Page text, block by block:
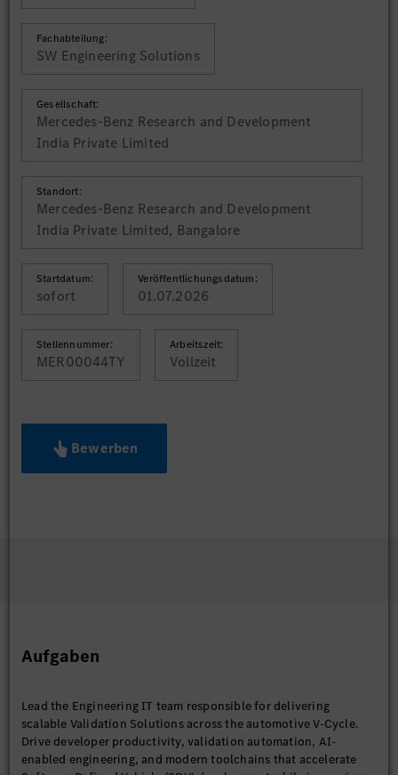
Fachabteilung:
SW Engineering Solutions
Gesellschaft:
Mercedes-Benz Research and Development
India Private Limited
Standort:
Mercedes-Benz Research and Development
India Private Limited, Bangalore
Startdatum:
sofort
Veröffentlichungsdatum:
01.07.2026
Stellennummer:
MER00044TY
Arbeitszeit:
Vollzeit
Bewerben
Aufgaben
Lead the Engineering IT team responsible for delivering
scalable Validation Solutions across the automotive V-Cycle.
Drive developer productivity, validation automation, AI-
enabled engineering, and modern toolchains that accelerate